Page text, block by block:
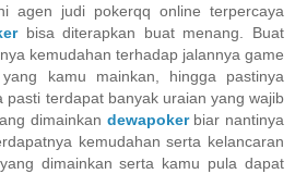
agen judi pokerqq online terpercaya
bisa diterapkan buat menang. Buat
kemudahan terhadap jalannya game
kamu mainkan, hingga pastinya
pasti terdapat banyak uraian yang wajib
dimainkan dewapokerbiar nantinya
kemudahan serta kelancaran
dimainkan serta kamu pula dapat